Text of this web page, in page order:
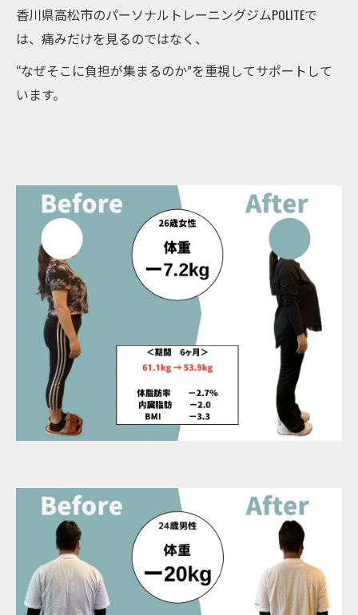
香川県高松市のパーソナルトレーニングジムPOLITEで
は、痛みだけを見るのではなく、
“なぜそこに負担が集まるのか”を重視してサポートして
います。